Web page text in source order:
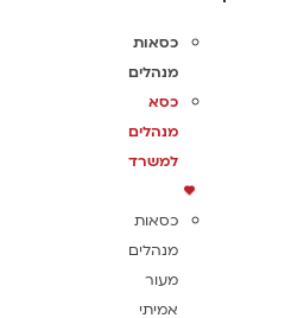
כסאות
מנהלים
כסא
מנהלים
למשרד
כסאות
מנהלים
מעור
אמיתי